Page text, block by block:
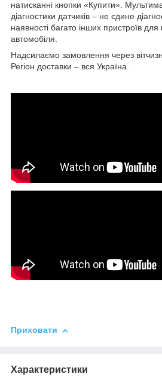
натисканні кнопки «Купити».
діагностики датчиків – не єдине
наявності багато інших пристроїв для
автомобіля.
Надсилаємо замовлення через
Регіон доставки – вся Україна.
Приховати
Характеристики